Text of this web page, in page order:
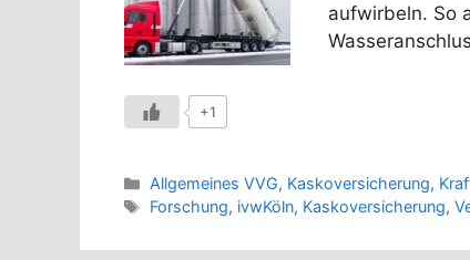
aufwirbeln. So
+1
Kategorien
Allgemeines VVG, Kaskoversicherung,
Schlagwörter
Forschung, ivwKöln, Kaskoversicherung,